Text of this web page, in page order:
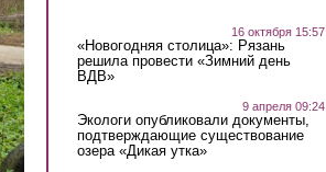
16 октября 15:57
«Новогодняя столица»: Рязань
решила провести «Зимний день
ВДВ»
9 апреля 09:24
Экологи опубликовали документы,
подтверждающие существование
озера «Дикая утка»